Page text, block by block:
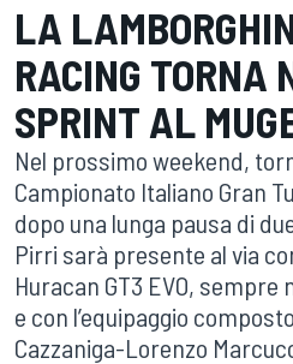
LA
RACING TORNA
SPRINT AL
Nel prossimo weekend,
Campionato Italiano Gran
dopo una lunga pausa di
Pirri sarà presente al via
Huracan GT3 EVO, sempre
e con l’equipaggio
Cazzaniga-Lorenzo